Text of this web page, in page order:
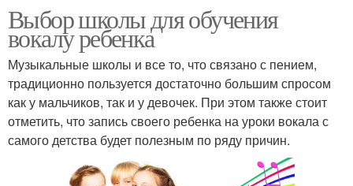
Выбор школы для обучения
вокалу ребенка
Музыкальные школы и все то, что связано с пением,
традиционно пользуется достаточно большим спросом
как у мальчиков, так и у девочек. При этом также стоит
отметить, что запись своего ребенка на уроки вокала с
самого детства будет полезным по ряду причин.